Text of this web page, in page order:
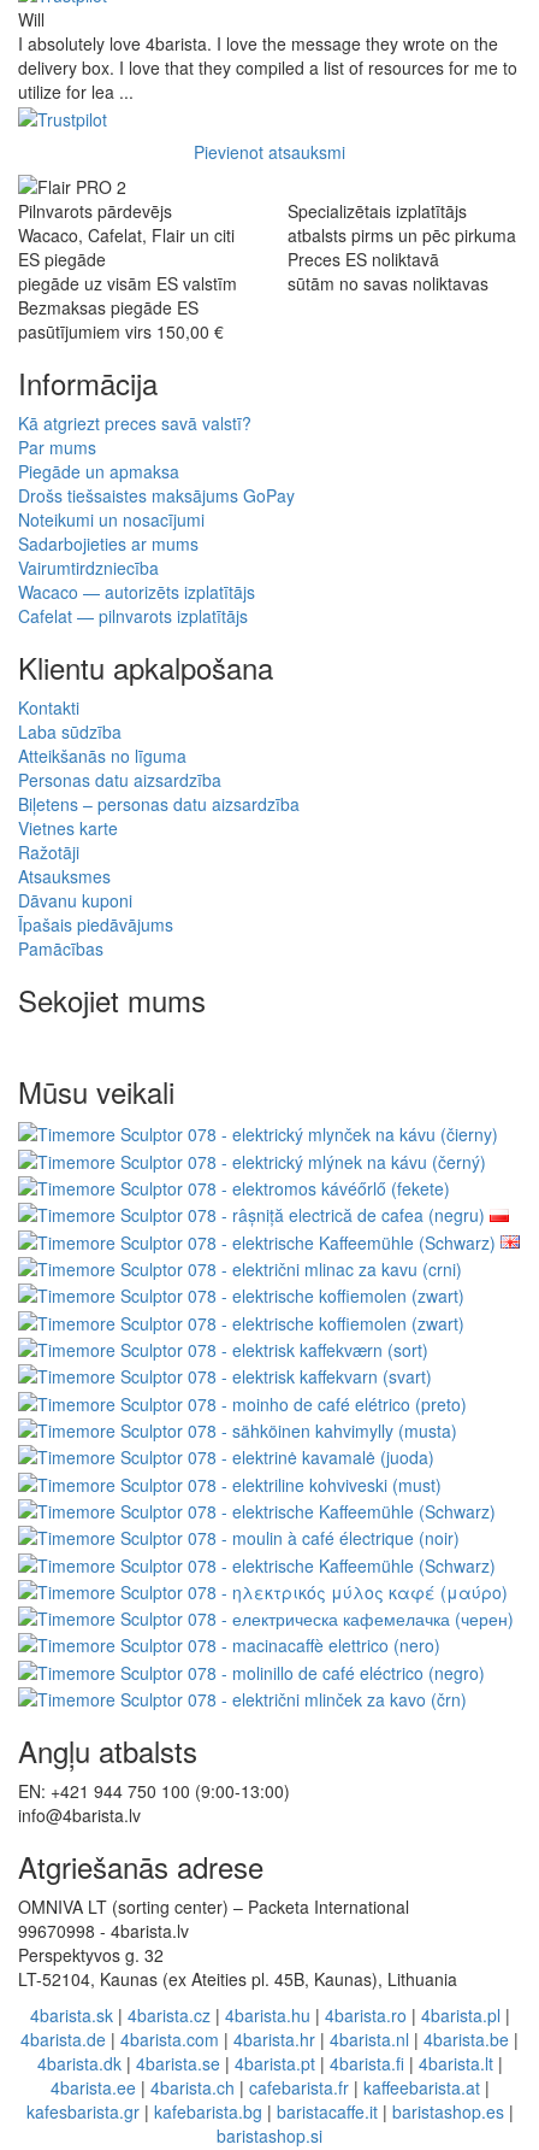
Will
I absolutely love 4barista. I love the message they wrote on the
delivery box. I love that they compiled a list of resources for me to
utilize for lea ...
Pievienot atsauksmi
Pilnvarots pārdevējs
Wacaco, Cafelat, Flair un citi
Specializētais izplatītājs
atbalsts pirms un pēc pirkuma
ES piegāde
piegāde uz visām ES valstīm
Preces ES noliktavā
sūtām no savas noliktavas
Bezmaksas piegāde ES
pasūtījumiem virs 150,00 €
Informācija
Kā atgriezt preces savā valstī?
Par mums
Piegāde un apmaksa
Drošs tiešsaistes maksājums GoPay
Noteikumi un nosacījumi
Sadarbojieties ar mums
Vairumtirdzniecība
Wacaco — autorizēts izplatītājs
Cafelat — pilnvarots izplatītājs
Klientu apkalpošana
Kontakti
Laba sūdzība
Atteikšanās no līguma
Personas datu aizsardzība
Biļetens – personas datu aizsardzība
Vietnes karte
Ražotāji
Atsauksmes
Dāvanu kuponi
Īpašais piedāvājums
Pamācības
Sekojiet mums
Mūsu veikali
Angļu atbalsts
EN: +421 944 750 100 (9:00-13:00)
info@4barista.lv
Atgriešanās adrese
OMNIVA LT (sorting center) – Packeta International
99670998 - 4barista.lv
Perspektyvos g. 32
LT-52104, Kaunas (ex Ateities pl. 45B, Kaunas), Lithuania
4barista.sk| 4barista.cz| 4barista.hu | 4barista.ro | 4barista.pl |
4barista.de | 4barista.com | 4barista.hr | 4barista.nl | 4barista.be |
4barista.dk| 4barista.se| 4barista.pt| 4barista.fi| 4barista.lt|
4barista.ee| 4barista.ch | cafebarista.fr| kaffeebarista.at|
kafesbarista.gr| kafebarista.bg | baristacaffe.it| baristashop.es|
baristashop.si